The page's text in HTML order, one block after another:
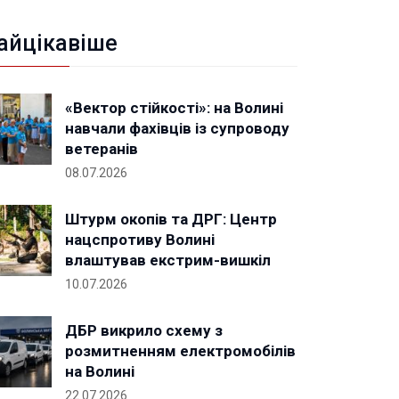
«Вектор стійкості»: на Волині
навчали фахівців із супроводу
ветеранів
08.07.2026
Штурм окопів та ДРГ: Центр
нацспротиву Волині
влаштував екстрим-вишкіл
10.07.2026
ДБР викрило схему з
розмитненням електромобілів
на Волині
22.07.2026